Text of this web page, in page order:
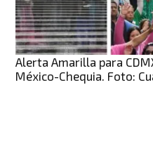
Alerta Amarilla para
México-Chequia. Foto: